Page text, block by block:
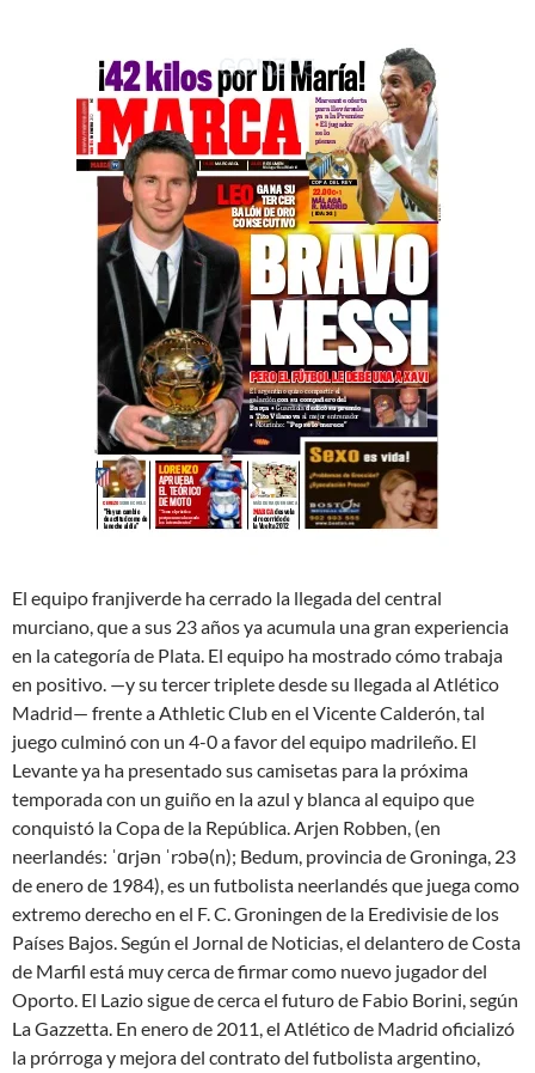
El equipo franjiverde ha cerrado la llegada del central
murciano, que a sus 23 años ya acumula una gran experiencia
en la categoría de Plata. El equipo ha mostrado cómo trabaja
en positivo. —y su tercer triplete desde su llegada al Atlético
Madrid— frente a Athletic Club en el Vicente Calderón, tal
juego culminó con un 4-0 a favor del equipo madrileño. El
Levante ya ha presentado sus camisetas para la próxima
temporada con un guiño en la azul y blanca al equipo que
conquistó la Copa de la República. Arjen Robben, (en
neerlandés: ˈɑrjən ˈrɔbə(n); Bedum, provincia de Groninga, 23
de enero de 1984), es un futbolista neerlandés que juega como
extremo derecho en el F. C. Groningen de la Eredivisie de los
Países Bajos. Según el Jornal de Noticias, el delantero de Costa
de Marfil está muy cerca de firmar como nuevo jugador del
Oporto. El Lazio sigue de cerca el futuro de Fabio Borini, según
La Gazzetta. En enero de 2011, el Atlético de Madrid oficializó
la prórroga y mejora del contrato del futbolista argentino,